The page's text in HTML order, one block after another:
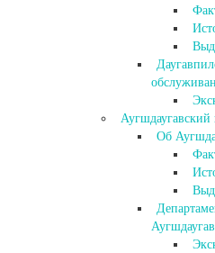
Аугшдаугавский
Об